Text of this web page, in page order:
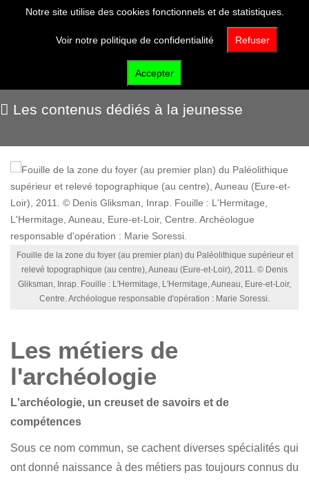
Les contenus dédiés à la jeunesse
Fouille de la zone du foyer (au premier plan) du Paléolithique supérieur et
relevé topographique (au centre), Auneau (Eure-et-Loir), 2011. © Denis
Gliksman, Inrap. Fouille : L'Hermitage, L'Hermitage, Auneau, Eure-et-Loir,
Centre. Archéologue responsable d'opération : Marie Soressi.
Les métiers de
l'archéologie
L'archéologie, un creuset de savoirs et de
compétences
Sous ce nom commun, se cachent diverses spécialités qui
ont donné naissance à des métiers pas toujours connus du
Notre site utilise des cookies fonctionnels et de statistiques.
Voir notre politique de confidentialité Refuser
Accepter